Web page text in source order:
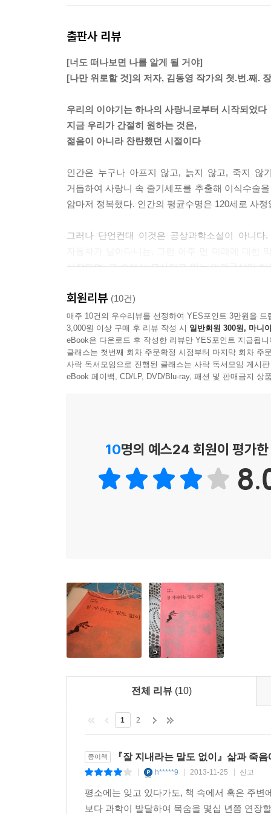
출판사 리뷰
[너도 떠나보면 나를 알게 될 거야]
[나만 위로할 것]의 저자, 김동영 작가의 첫.번.째.
우리의 이야기는 하나의 사랑니로부터 시작되었다
지금 우리가 간절히 원하는 것은,
젊음이 아니라 찬란했던 시절이다
인간은 누구나 아프지 않고, 늙지 않고, 죽지 않
거듭하여 사랑니 속 줄기세포를 추출해 이식수술
암마저 정복했다. 인간의 평균수명은 120세로 사
그러나 단언컨대 이것은 공상과학소설이 아니
시작되며, 그 속에서 묘사되고 있는 인간군상의
“시간은…… 언제나 흘러왔다.
태양계에서 지구에서 그리고 너의 손목시계 위에
사람의 얼굴에는 살아온 시간만큼의 세월이 쌓
않았다. 인류에게 주어진 시간이 방대하게 늘어난
오십대의 외모로 90이 되어버린 할아버지와
누구보다 서로를 가장 이해하는 친구가 되어버린
서늘한, 사랑과 우정 사이의 감정들은 그동안 우
거칠 것 없었던 시절과 그 시절이 완성한 현재 자
것들을 추억하고 글로 기록하는 데 자신의 모
기억하는 회고록이자, 한 남자의 찬란했던 청
음악작가로 오랫동안 일해온 김동영 작가가 실
있으며, 작가 자신 스스로의 모습을 소설 속에
통과하고 있다고 보아도 무방할 것이다.
2007년 출간된 [너도 떠나보면 나를 알게 될 거야
있는 베스트셀러이며, 이를 통해 이미 작가 특유
참신하고 실험적인 묘사는 그가 프로필에 스스로
게다가 서울시립미술관에서 초청전시회를 열었
더하는 데 한몫하고 있다. 표지에 쓰인 그림과
완성도를 높였다.
회원리뷰 (10건)
매주 10건의 우수리뷰를 선정하여 YES포인트 3만원을 드
3,000원 이상 구매 후 리뷰 작성 시 일반회원 300원, 마니
eBook은 다운로드 후 작성한 리뷰만 YES포인트 지급됩니
클래스는 첫번째 회차 주문확정 시점부터 마지막 회차 주
사락 독서모임으로 진행된 클래스는 사락 독서모임 게시
eBook 페이백, CD/LP, DVD/Blu-ray, 패션 및 판매금지 상
10명의 예스24 회원이 평가
5
전체 리뷰 (10)
1 2
종이책 『잘 지내라는 말도 없이』삶과 죽
h*****9 2013-11-25 신고
평소에는 잊고 있다가도, 책 속에서 혹은 주
보다 과학이 발달하여 목숨을 몇십 년쯤 연장